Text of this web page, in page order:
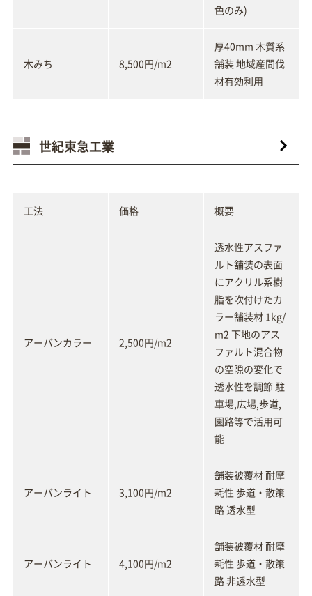
色のみ)
木みち 8,500円/m2
厚40mm 木質系
舗装 地域産間伐
材有効利用
世紀東急工業
工法 価格 概要
アーバンカラー 2,500円/m2
透水性アスファ
ルト舗装の表面
にアクリル系樹
脂を吹付けたカ
ラー舗装材 1kg/
m2 下地のアス
ファルト混合物
の空隙の変化で
透水性を調節 駐
車場,広場,歩道,
園路等で活用可
能
アーバンライト 3,100円/m2
舗装被覆材 耐摩
耗性 歩道・散策
路 透水型
アーバンライト 4,100円/m2
舗装被覆材 耐摩
耗性 歩道・散策
路 非透水型